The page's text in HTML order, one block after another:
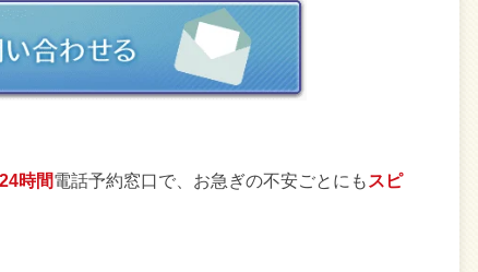
24時間電話予約窓口で、お急ぎの不安ごとにも スピ